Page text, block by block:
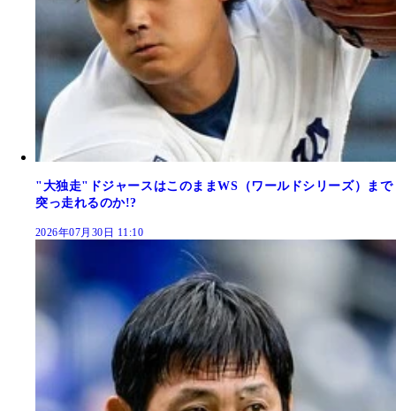
"大独走"ドジャースはこのままWS（ワールドシリーズ）まで
突っ走れるのか!?
2026年07月30日 11:10